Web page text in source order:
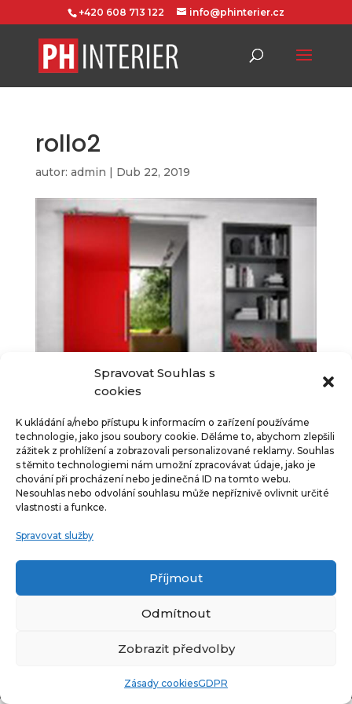
Spravovat Souhlas s
cookies
K ukládání a/nebo přístupu k informacím o zařízení používáme
technologie, jako jsou soubory cookie. Děláme to, abychom zlepšili
zážitek z prohlížení a zobrazovali personalizované reklamy. Souhlas
s těmito technologiemi nám umožní zpracovávat údaje, jako je
chování při procházení nebo jedinečná ID na tomto webu.
Nesouhlas nebo odvolání souhlasu může nepříznivě ovlivnit určité
vlastnosti a funkce.
Spravovat služby
Příjmout
Odmítnout
Zobrazit předvolby
Zásady cookiesGDPR
+420 608 713 122 info@phinterier.cz
rollo2
autor: admin | Dub 22, 2019
Design by Elitedigital.cz